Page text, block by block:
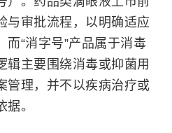
与审批流程，以明确适应
“消字号”产品属于消毒
辑主要围绕消毒或抑菌用
管理，并不以疾病治疗或
。